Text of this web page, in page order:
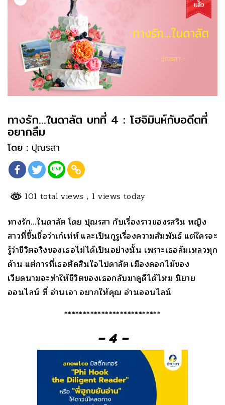
ทางรัก…ในดาลัต บทที่ 4 : โฮจิมินห์กับอดีตที่
อยากลืม
โดย : ปุณรสา
101 total views , 1 views today
ทางรัก…ในดาลัต โดย ปุณรสา กับเรื่องราวของรสริน หญิง
สาวที่ขึ้นชื่อว่าเก๋เท่ห์ และเป็นกูรูเรื่องความสัมพันธ์ แต่ใครจะ
รู้ว่าชีวิตจริงของเธอไม่ได้เป็นอย่างนั้น เพราะเธอล้มเหลวทุก
ด้าน แต่การที่เธอตัดสินใจไปดาลัต เมืองดอกไม้ของ
เวียดนามจะทำให้ชีวิตของเธอกลับมาดูดีได้ไหม นิยาย
ออนไลน์ ที่ อ่านเอา อยากให้คุณ อ่านออนไลน์
**************************
– 4 –